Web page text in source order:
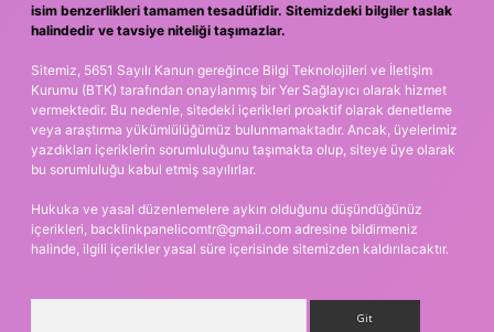
isim benzerlikleri tamamen tesadüfidir. Sitemizdeki bilgiler taslak
halindedir ve tavsiye niteliği taşımazlar.
Sitemiz, 5651 Sayılı Kanun gereğince Bilgi Teknolojileri ve İletişim
Kurumu (BTK) tarafından onaylanmış bir Yer Sağlayıcı olarak hizmet
vermektedir. Bu nedenle, sitedeki içerikleri proaktif olarak denetleme
veya araştırma yükümlülüğümüz bulunmamaktadır. Ancak, üyelerimiz
yazdıkları içeriklerin sorumluluğunu taşımakta olup, siteye üye olarak
bu sorumluluğu kabul etmiş sayılırlar.
Hukuka ve yasal düzenlemelere aykırı olduğunu düşündüğünüz
içerikleri, backlinkpanelicomtr@gmail.com adresine bildirmeniz
halinde, ilgili içerikler yasal süre içerisinde sitemizden kaldırılacaktır.